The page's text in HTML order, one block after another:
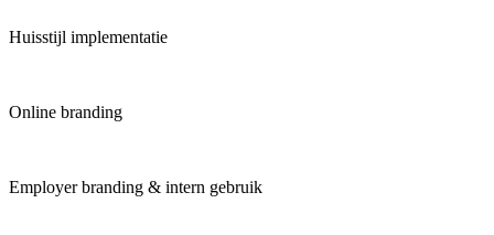
Huisstijl implementatie
Online branding
Employer branding & intern gebruik